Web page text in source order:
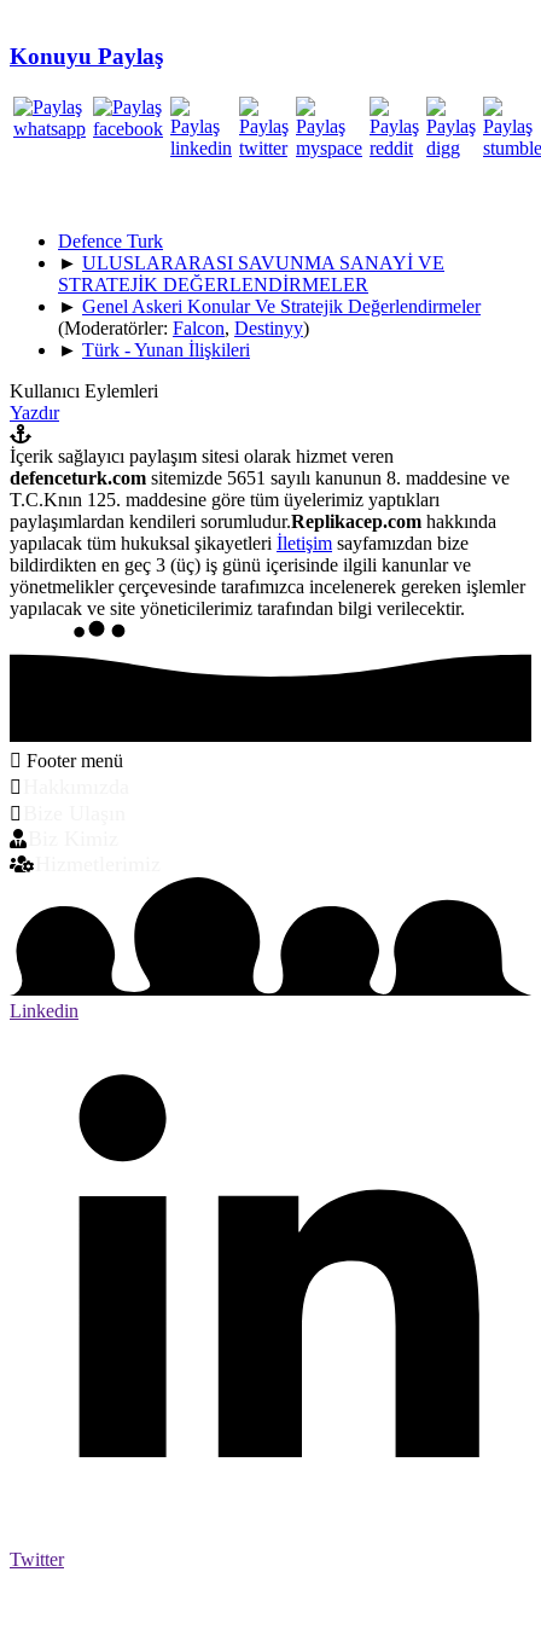
Konuyu Paylaş
Defence Turk
► ULUSLARARASI SAVUNMA SANAYİ VE
STRATEJİK DEĞERLENDİRMELER
► Genel Askeri Konular Ve Stratejik Değerlendirmeler
(Moderatörler: Falcon, Destinyy)
► Türk - Yunan İlişkileri
Kullanıcı Eylemleri
Yazdır
İçerik sağlayıcı paylaşım sitesi olarak hizmet veren
defenceturk.com sitemizde 5651 sayılı kanunun 8. maddesine ve
T.C.Knın 125. maddesine göre tüm üyelerimiz yaptıkları
paylaşımlardan kendileri sorumludur.Replikacep.com hakkında
yapılacak tüm hukuksal şikayetleri İletişim sayfamızdan bize
bildirdikten en geç 3 (üç) iş günü içerisinde ilgili kanunlar ve
yönetmelikler çerçevesinde tarafımızca incelenerek gereken işlemler
yapılacak ve site yöneticilerimiz tarafından bilgi verilecektir.
Footer menü
Linkedin
Twitter